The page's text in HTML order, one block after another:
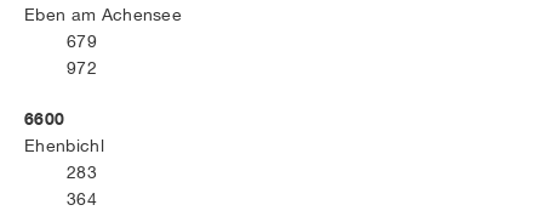
Eben am Achensee
679
972
6600
Ehenbichl
283
364